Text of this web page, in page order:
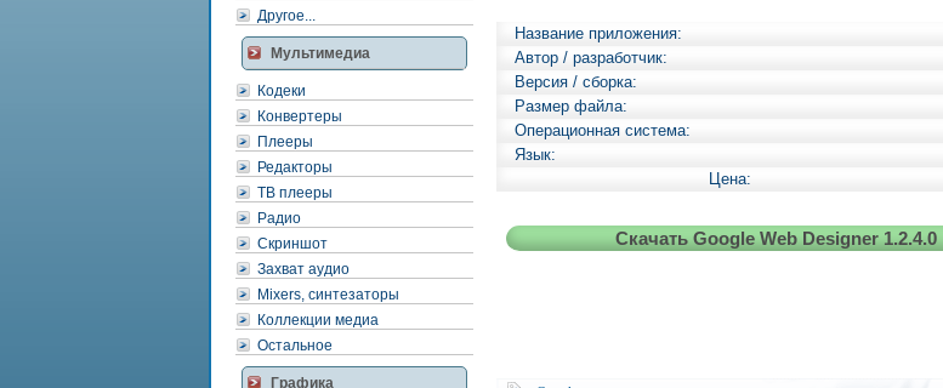
Другое...
Мультимедиа
Кодеки
Конвертеры
Плееры
Редакторы
ТВ плееры
Радио
Скриншот
Захват аудио
Mixers, синтезаторы
Коллекции медиа
Остальное
Графика
Название приложения:
Автор / разработчик:
Версия / сборка:
Размер файла:
Операционная система:
Язык:
Цена:
Скачать Google Web Designer 1.2.4.0